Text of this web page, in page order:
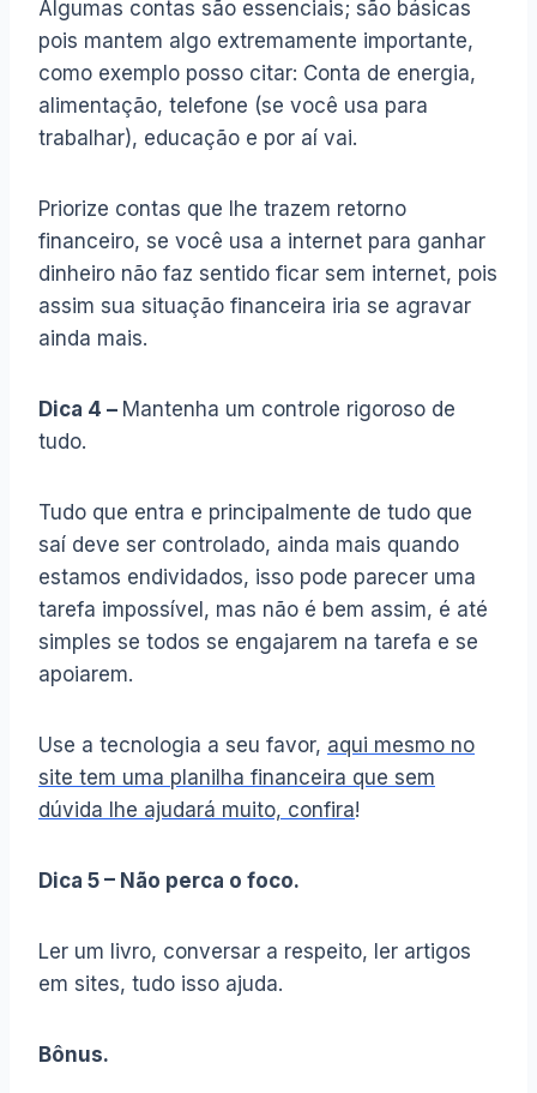
Algumas contas são essenciais; são básicas
pois mantem algo extremamente importante,
como exemplo posso citar: Conta de energia,
alimentação, telefone (se você usa para
trabalhar), educação e por aí vai.
Priorize contas que lhe trazem retorno
financeiro, se você usa a internet para ganhar
dinheiro não faz sentido ficar sem internet, pois
assim sua situação financeira iria se agravar
ainda mais.
Dica 4 – Mantenha um controle rigoroso de
tudo.
Tudo que entra e principalmente de tudo que
saí deve ser controlado, ainda mais quando
estamos endividados, isso pode parecer uma
tarefa impossível, mas não é bem assim, é até
simples se todos se engajarem na tarefa e se
apoiarem.
Use a tecnologia a seu favor, aqui mesmo no
site tem uma planilha financeira que sem
dúvida lhe ajudará muito, confira!
Dica 5 – Não perca o foco.
Ler um livro, conversar a respeito, ler artigos
em sites, tudo isso ajuda.
Bônus.